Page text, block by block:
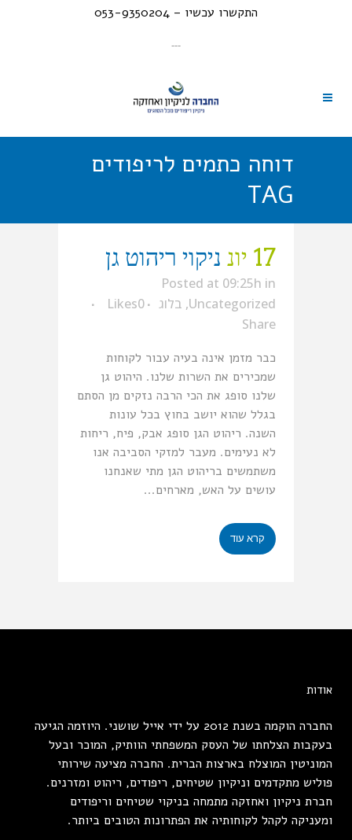
התקשרו עכשיו – 053-9350204
---
דוחה כתמים לריפודים
TAG
17 יונ ניקוי ריהוט גן
Posted at 09:25h in
Uncategorized
, בלוג 0
Likes
Share
כבר מזמן אינה בעיה עבור לקוחות
שמכירים את השרות שלנו. היהוט גן
שלנו סופג את הכי הרבה נזקים מן הסתם
בגלל שהוא יושב בחוץ בכל עונות
השנה. ריהוט הגן סופג אבק, פיח, ריחות
לא נעימים. מעבר למזקי הסביבה אנו
משתמשים בריהוט הגן מתי שאנחנו
עושים על האש, מארחים...
קרא עוד
אודות
החברה הוקמה בשנת 2012 על ידי אייל שושני. היוזמה הגיעה
בעקבות הצלחתו של העסק המשפחתי הוותיק, המוכר ובעל
המוניטין המוצלח בארצות הברית. החברה מציעה שירותי
פוליש מתקדמים וניקיון שטיחים, ריפודים, ריהוט ומזרנים.
חברת ניקיון ואחזקה מתמחה בניקוי שטיחים וריפודים
ומעניקה לקהל לקוחותיה את הפתרונות הטובים ביותר.